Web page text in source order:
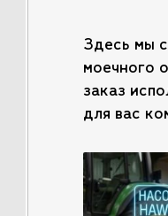
Здесь мы
моечного
заказ
для вас